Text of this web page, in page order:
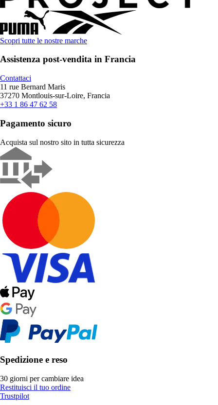
Scopri tutte le nostre marche
Assistenza post-vendita in Francia
Contattaci
11 rue Bernard Maris
37270 Montlouis-sur-Loire, Francia
+33 1 86 47 62 58
Pagamento sicuro
Acquista sul nostro sito in tutta sicurezza
Spedizione e reso
30 giorni per cambiare idea
Restituisci il tuo ordine
Trustpilot